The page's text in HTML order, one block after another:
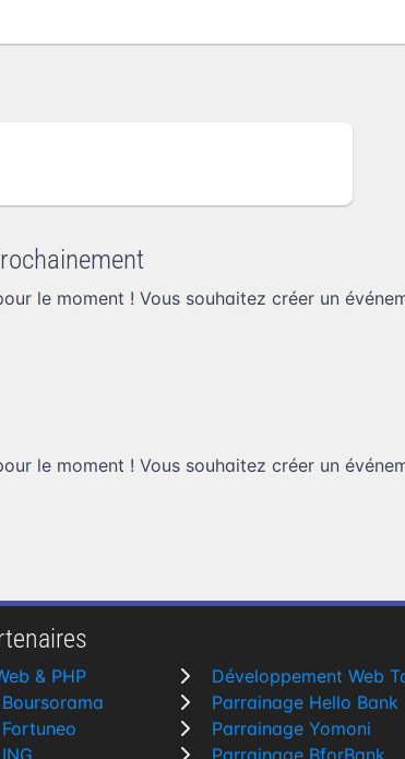
le moment ! Vous souhaitez créer un
le moment ! Vous souhaitez créer un
& PHP
Développement Web
Parrainage Hello Bank
Parrainage Yomoni